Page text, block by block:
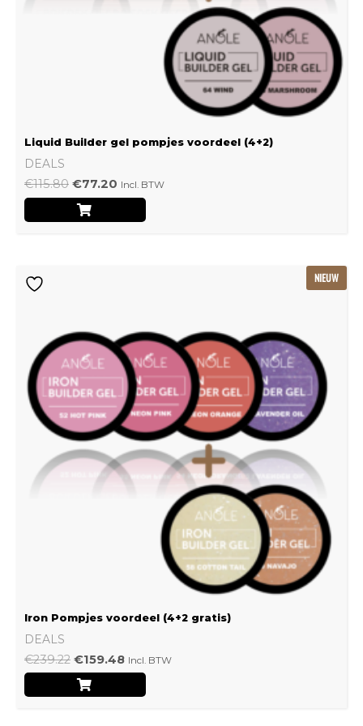
Liquid Builder gel pompjes voordeel (4+2)
DEALS
€115.80 €77.20 Incl. BTW
NIEUW
Iron Pompjes voordeel (4+2 gratis)
DEALS
€239.22 €159.48 Incl. BTW